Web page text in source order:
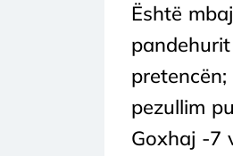
Është
pezullim
Goxhaj -7